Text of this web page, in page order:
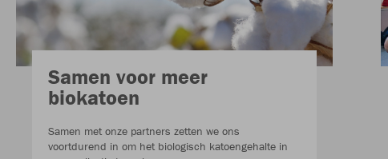
Samen voor meer
biokatoen
Samen met onze partners zetten we ons
voortdurend in om het biologisch katoengehalte in